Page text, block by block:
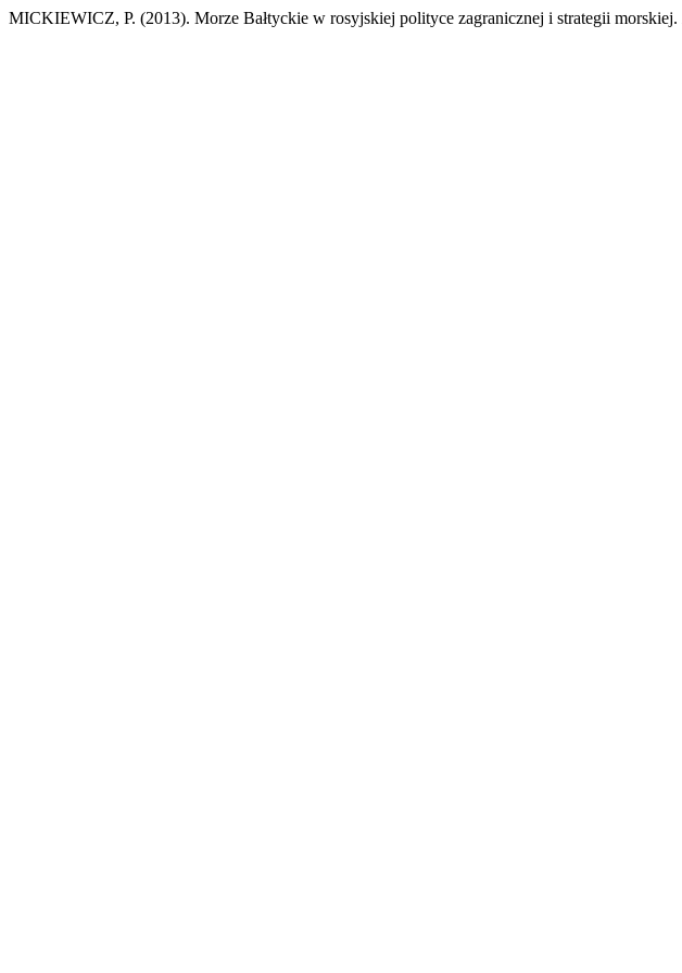
MICKIEWICZ, P. (2013). Morze Bałtyckie w rosyjskiej polityce zagranicznej i strategii morskiej.